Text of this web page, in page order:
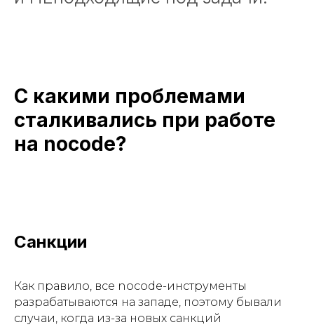
С какими проблемами
сталкивались при работе
на nocode?
Санкции
Как правило, все nocode-инструменты
разрабатываются на западе, поэтому бывали
случаи, когда из-за новых санкций